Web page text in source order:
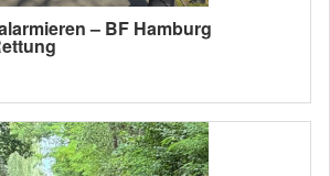
– BF Hamburg